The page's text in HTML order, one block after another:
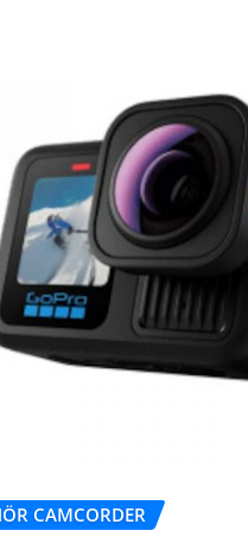
CAMCORDER